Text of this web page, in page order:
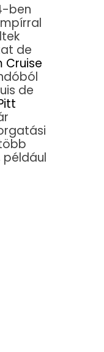
ben
de
Cruise
de
például